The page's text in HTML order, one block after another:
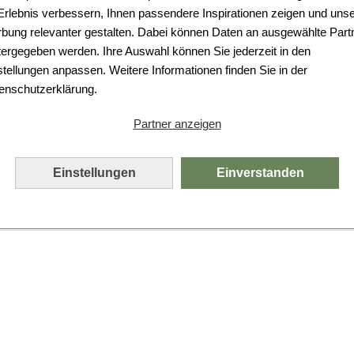
verbessern, Ihnen passendere Inspirationen zeigen und
relevanter gestalten. Dabei können Daten an ausgewählte
werden. Ihre Auswahl können Sie jederzeit in den
anpassen. Weitere Informationen finden Sie in der
Partner anzeigen
Einstellungen Einverstanden
Da ist etwas schiefgelaufen.
Leider ist ein technischer Fehler aufgetreten.
Bitte laden Sie die Seite neu.